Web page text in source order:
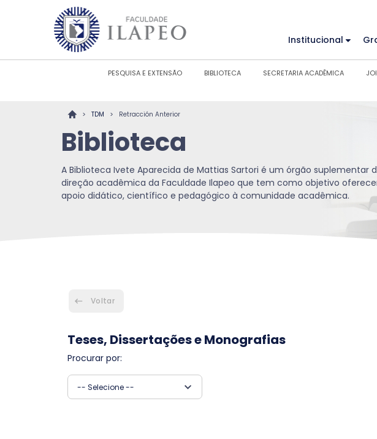
Institucional
PESQUISA E EXTENSÃO BIBLIOTECA SECRETARIA ACADÊMICA
> TDM > Retracción Anterior
Biblioteca
A Biblioteca Ivete Aparecida de Mattias Sartori é um órgão suplementar
direção acadêmica da Faculdade Ilapeo que tem como objetivo
apoio didático, científico e pedagógico à comunidade acadêmica.
Voltar
Teses, Dissertações e Monografias
Procurar por:
-- Selecione --